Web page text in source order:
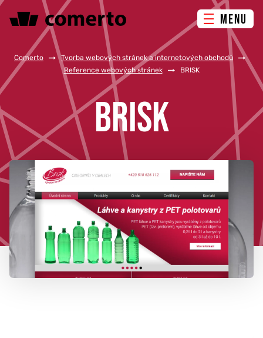
MENU
ONLINE MARKETING
TVORBA WEBU
PORADENSTVÍ & ŠKOLENÍ
REFERENCE
O NÁS
KONTAKTY
Comerto / Tvorba webových stránek a internetových obchodů
/
Reference webových stránek
/ BRISK
BRISK